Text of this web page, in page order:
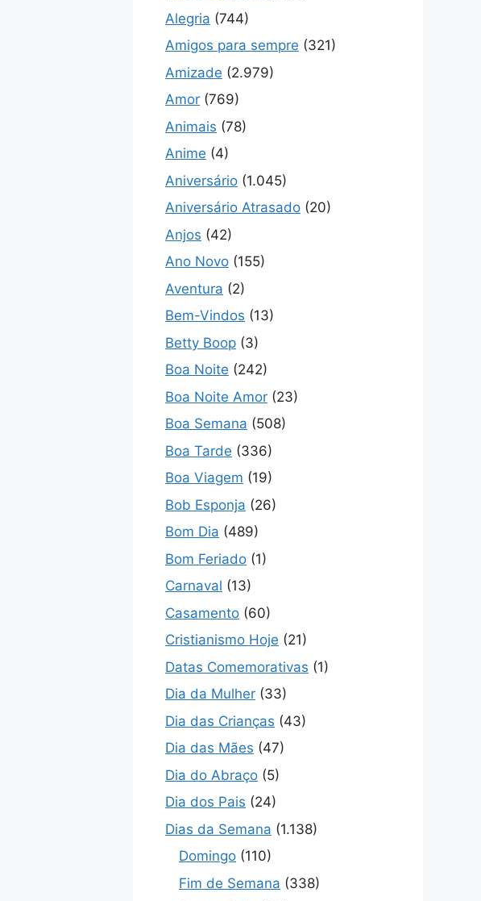
Alegria (744)
Amigos para sempre (321)
Amizade (2.979)
Amor (769)
Animais (78)
Anime (4)
Aniversário (1.045)
Aniversário Atrasado (20)
Anjos (42)
Ano Novo (155)
Aventura (2)
Bem-Vindos (13)
Betty Boop (3)
Boa Noite (242)
Boa Noite Amor (23)
Boa Semana (508)
Boa Tarde (336)
Boa Viagem (19)
Bob Esponja (26)
Bom Dia (489)
Bom Feriado (1)
Carnaval (13)
Casamento (60)
Cristianismo Hoje (21)
Datas Comemorativas (1)
Dia da Mulher (33)
Dia das Crianças (43)
Dia das Mães (47)
Dia do Abraço (5)
Dia dos Pais (24)
Dias da Semana (1.138)
Domingo (110)
Fim de Semana (338)